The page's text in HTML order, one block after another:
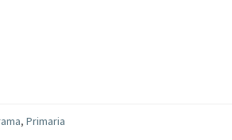
,Primaria